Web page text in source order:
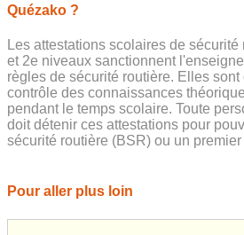
Quézako ?
Les attestations scolaires de
et 2e niveaux sanctionnent
règles de sécurité routière. Elles
contrôle des connaissances
pendant le temps scolaire. Toute
doit détenir ces attestations pour
sécurité routière (BSR) ou un
Pour aller plus loin